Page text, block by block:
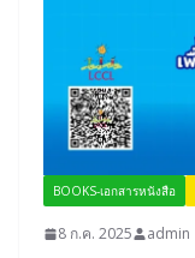
BOOKS-เอกสารหนังสือ
8 ก.ค. 2025 admin